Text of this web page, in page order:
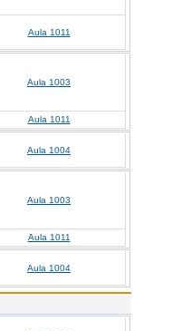
Aula 1011
Aula 1003
Aula 1011
Aula 1004
Aula 1003
Aula 1011
Aula 1004